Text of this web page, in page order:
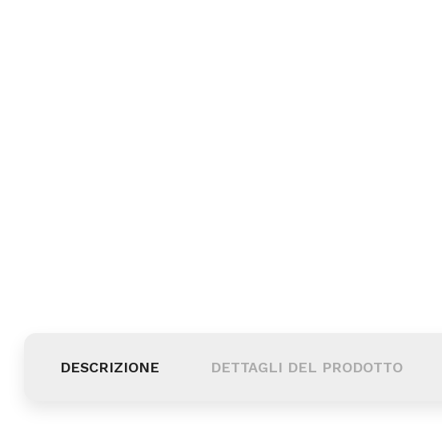
DESCRIZIONE DETTAGLI DEL PRODOTTO